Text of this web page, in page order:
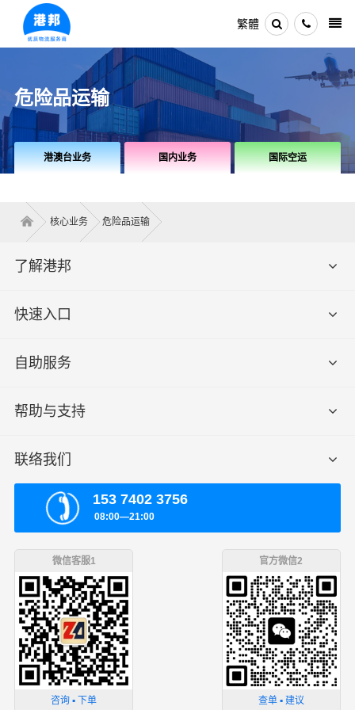
繁體
危险品运输
港澳台业务 国内业务 国际空运
核心业务 危险品运输
了解港邦
快速入口
自助服务
帮助与支持
联络我们
153 7402 3756
08:00—21:00
微信客服1
咨询 ▪ 下单
官方微信2
查单 ▪ 建议